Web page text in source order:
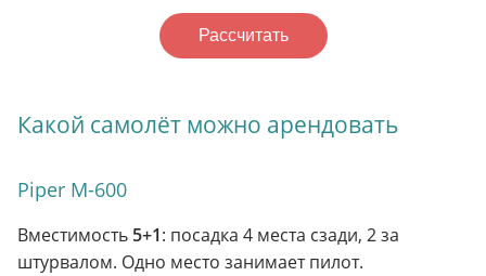
Рассчитать
Какой самолёт можно арендовать
Piper M-600
Вместимость 5+1: посадка 4 места сзади, 2 за
штурвалом. Одно место занимает пилот.